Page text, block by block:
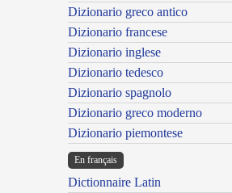
Dizionario greco antico
Dizionario francese
Dizionario inglese
Dizionario tedesco
Dizionario spagnolo
Dizionario greco moderno
Dizionario piemontese
En français
Dictionnaire Latin